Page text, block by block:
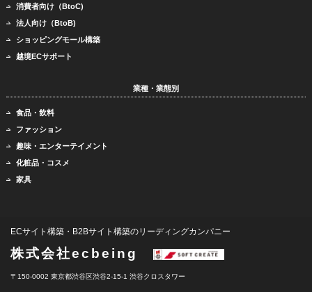
消費者向け（BtoC)
法人向け（BtoB)
ショッピングモール構築
越境ECサポート
業種・業態別
食品・飲料
ファッション
趣味・エンターテイメント
化粧品・コスメ
家具
ECサイト構築・B2Bサイト構築のリーディングカンパニー
株式会社ecbeing
〒150-0002 東京都渋谷区渋谷2-15-1 渋谷クロスタワー